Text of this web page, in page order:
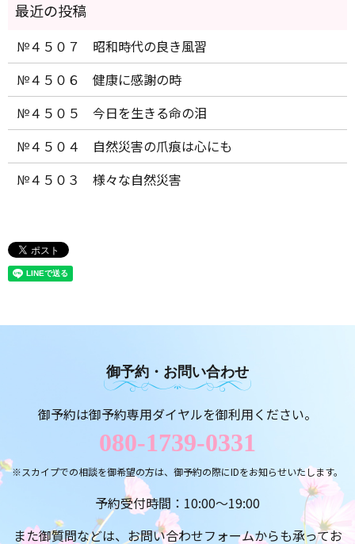
№４５０７ 昭和時代の良き風習
№４５０６ 健康に感謝の時
№４５０５ 今日を生きる命の泪
№４５０４ 自然災害の爪痕は心にも
№４５０３ 様々な自然災害
御予約・お問い合わせ
御予約は御予約専用ダイヤルを御利用ください。
080-1739-0331
※スカイプでの相談を御希望の方は、御予約の際にIDをお知らせいたします。
予約受付時間：10:00～19:00
また御質問などは、お問い合わせフォームからも承ってお